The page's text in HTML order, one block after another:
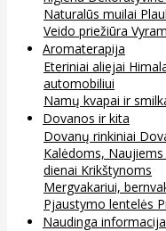
Naturalūs muilai
Veido priežiūra
Aromaterapija
Eteriniai aliejai
automobiliui
Namų kvapai ir
Dovanos ir kita
Dovanų rinkiniai
Kalėdoms,
dienai Krikštynoms
Mergvakariui,
Pjaustymo lentelės
Naudinga informacija